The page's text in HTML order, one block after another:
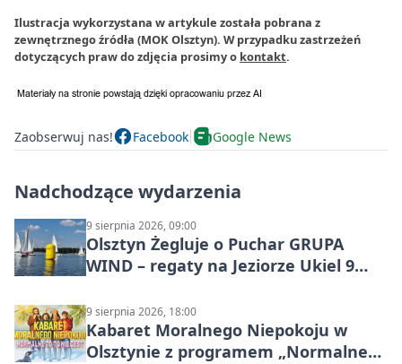
Ilustracja wykorzystana w artykule została pobrana z
zewnętrznego źródła (MOK Olsztyn). W przypadku zastrzeżeń
dotyczących praw do zdjęcia prosimy o kontakt.
Zaobserwuj nas! Facebook Google News
Nadchodzące wydarzenia
9 sierpnia 2026, 09:00
Olsztyn Żegluje o Puchar GRUPA
WIND – regaty na Jeziorze Ukiel 9
9 sierpnia 2026, 18:00
Kabaret Moralnego Niepokoju w
Olsztynie z programem „Normalne